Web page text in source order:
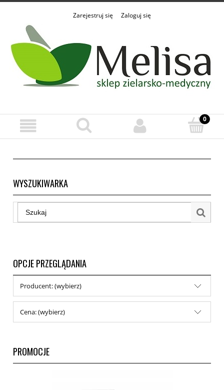
Zarejestruj się Zaloguj się
WYSZUKIWARKA
OPCJE PRZEGLĄDANIA
Producent: (wybierz)
Cena: (wybierz)
PROMOCJE